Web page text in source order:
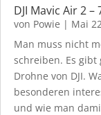
DJI Mavic Air 2
von Powie | Mai
Man muss nicht
schreiben. Es
Drohne von DJI.
besonderen
und wie man